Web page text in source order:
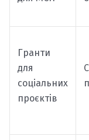
Гранти
для
соціальних
проєктів